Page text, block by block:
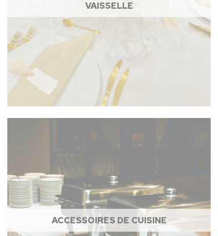
VAISSELLE
ACCESSOIRES DE CUISINE